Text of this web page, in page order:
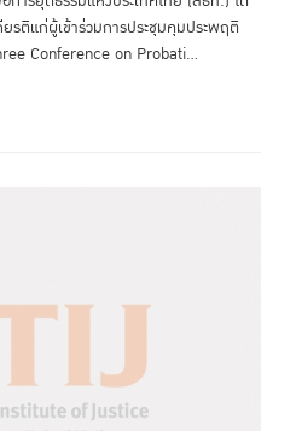
รติแก่ผู้เข้าร่วมการประชุมคุมประพฤติ
Conference on Probati...